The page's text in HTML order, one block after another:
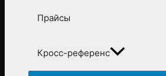
Прайсы
Кросс-референс